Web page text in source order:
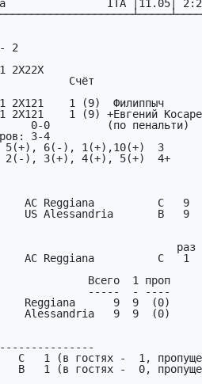
ITA │11.05│
- 2
- 2
2X22X
2X121    1 (9)  Филиппыч
2X121    1 (9) +Евгений
6(-), 1(+),10(+)  3
), 3(+), 4(+), 5(+)  4+
AC Reggiana          C   9
AC Reggiana          C
Reggiana      9  9  (0)
C   1 (в гостях -  1,